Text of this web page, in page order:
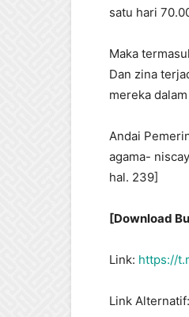
satu hari
Maka
Dan zina
mereka
Andai
agama-
hal. 239]
[Download
Link: https://
Link Alternatif: